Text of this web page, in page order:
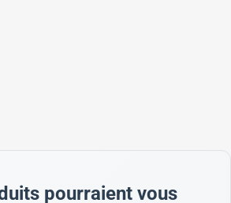
pourraient vous